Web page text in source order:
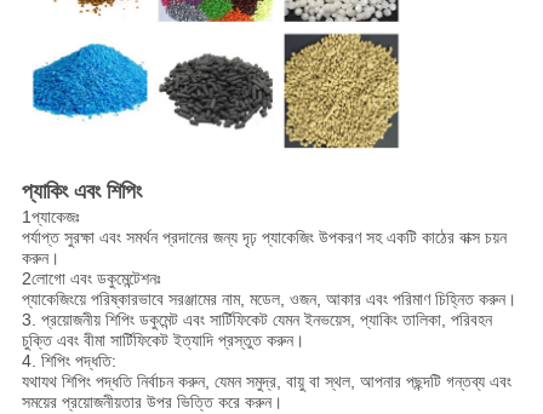
প্যাকিং এবং শিপিং
1প্যাকেজঃ
পর্যাপ্ত সুরক্ষা এবং সমর্থন প্রদানের জন্য দৃঢ় প্যাকেজিং উপকরণ সহ একটি কাঠের বাক্স চয়ন
করুন।
2লোগো এবং ডকুমেন্টেশনঃ
প্যাকেজিংয়ে পরিষ্কারভাবে সরঞ্জামের নাম, মডেল, ওজন, আকার এবং পরিমাণ চিহ্নিত করুন।
3. প্রয়োজনীয় শিপিং ডকুমেন্ট এবং সার্টিফিকেট যেমন ইনভয়েস, প্যাকিং তালিকা, পরিবহন
চুক্তি এবং বীমা সার্টিফিকেট ইত্যাদি প্রস্তুত করুন।
4. শিপিং পদ্ধতি:
যথাযথ শিপিং পদ্ধতি নির্বাচন করুন, যেমন সমুদ্র, বায়ু বা স্থল, আপনার পছন্দটি গন্তব্য এবং
সময়ের প্রয়োজনীয়তার উপর ভিত্তি করে করুন।